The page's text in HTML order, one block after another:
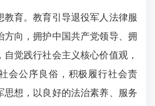
育。教育引导退役军人法律服
方向，拥护中国共产党领导、拥
觉践行社会主义核心价值观，
会公序良俗，积极履行社会责
思想，以良好的法治素养、服务